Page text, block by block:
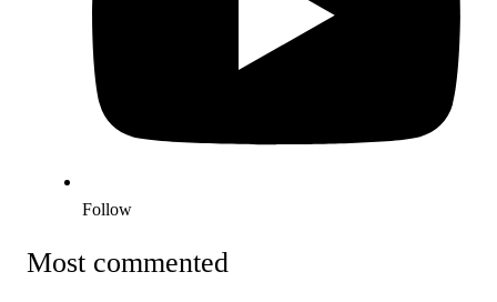
Follow
Most commented